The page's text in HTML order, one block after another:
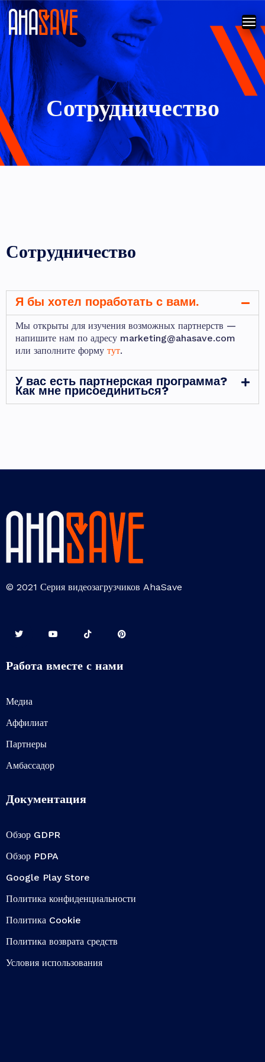
Сотрудничество
Сотрудничество
Я бы хотел поработать с вами.
Мы открыты для изучения возможных партнерств —
напишите нам по адресу marketing@ahasave.com
или заполните форму тут.
У вас есть партнерская программа?
Как мне присоединиться?
© 2021 Серия видеозагрузчиков AhaSave
Работа вместе с нами
Медиа
Аффилиат
Партнеры
Амбассадор
Документация
Обзор GDPR
Обзор PDPA
Google Play Store
Политика конфиденциальности
Политика Cookie
Политика возврата средств
Условия использования